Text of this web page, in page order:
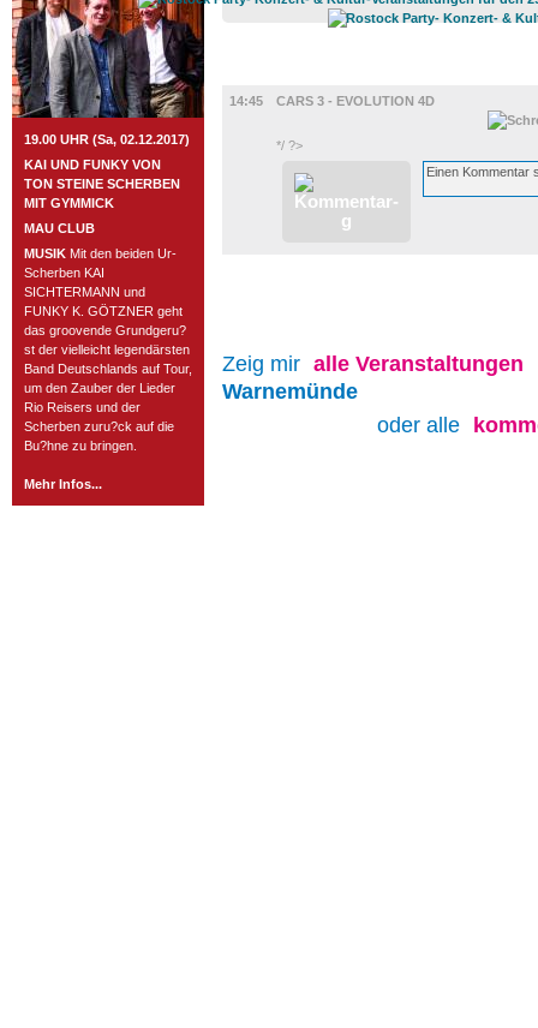
19.00 UHR (Sa, 02.12.2017)
KAI UND FUNKY VON
TON STEINE SCHERBEN
MIT GYMMICK
MAU CLUB
MUSIK Mit den beiden Ur-
Scherben KAI
SICHTERMANN und
FUNKY K. GÖTZNER geht
das groovende Grundgeru?
st der vielleicht legendärsten
Band Deutschlands auf Tour,
um den Zauber der Lieder
Rio Reisers und der
Scherben zuru?ck auf die
Bu?hne zu bringen.
Mehr Infos...
14:45
CARS 3 - EVOLUTION 4D
*/ ?>
Zeig mir alle Veranstaltungen
Warnemünde
oder alle